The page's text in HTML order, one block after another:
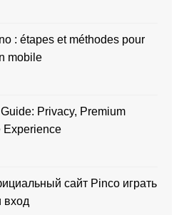
: étapes et méthodes pour
mobile
Privacy, Premium
Experience
сайт Pinco играть
вход